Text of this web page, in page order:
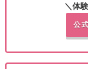
＼体
公